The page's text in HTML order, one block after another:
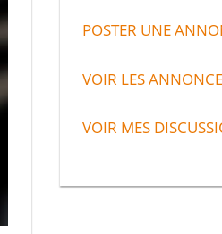
POSTER UNE
VOIR LES
VOIR MES